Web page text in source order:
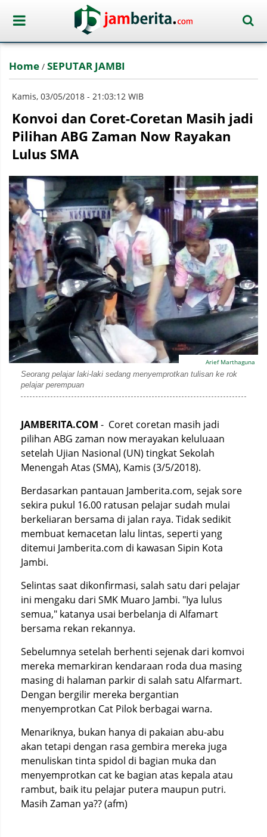
Home / SEPUTAR JAMBI
Kamis, 03/05/2018 - 21:03:12 WIB
Konvoi dan Coret-Coretan Masih jadi
Pilihan ABG Zaman Now Rayakan
Lulus SMA
Arief Marthaguna
Seorang pelajar laki-laki sedang menyemprotkan tulisan ke rok
pelajar perempuan
JAMBERITA.COM - Coret coretan masih jadi
pilihan ABG zaman now merayakan keluluaan
setelah Ujian Nasional (UN) tingkat Sekolah
Menengah Atas (SMA), Kamis (3/5/2018).
Berdasarkan pantauan Jamberita.com, sejak sore
sekira pukul 16.00 ratusan pelajar sudah mulai
berkeliaran bersama di jalan raya. Tidak sedikit
membuat kemacetan lalu lintas, seperti yang
ditemui Jamberita.com di kawasan Sipin Kota
Jambi.
Selintas saat dikonfirmasi, salah satu dari pelajar
ini mengaku dari SMK Muaro Jambi. "Iya lulus
semua," katanya usai berbelanja di Alfamart
bersama rekan rekannya.
Sebelumnya setelah berhenti sejenak dari komvoi
mereka memarkiran kendaraan roda dua masing
masing di halaman parkir di salah satu Alfarmart.
Dengan bergilir mereka bergantian
menyemprotkan Cat Pilok berbagai warna.
Menariknya, bukan hanya di pakaian abu-abu
akan tetapi dengan rasa gembira mereka juga
menuliskan tinta spidol di bagian muka dan
menyemprotkan cat ke bagian atas kepala atau
rambut, baik itu pelajar putera maupun putri.
Masih Zaman ya?? (afm)